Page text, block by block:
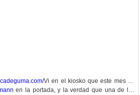
Vi en el kiosko que este mes en
en la portada, y la verdad que una de las